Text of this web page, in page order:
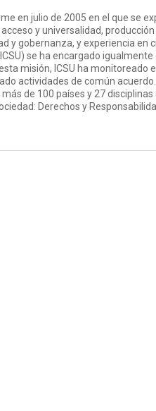
en julio de 2005 en el que se
y universalidad, producción
y gobernanza, y experiencia en
se ha encargado
misión, ICSU ha monitoreado
actividades de común
de 100 países y 27
Derechos y